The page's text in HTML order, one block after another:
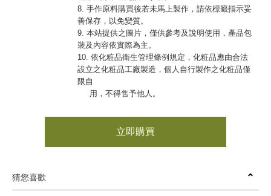
8. 手作原料購買後若未馬上製作，請依標籤指示妥
善保存，以免變質。
9. 本站提供之圖片，僅供參考及說明使用，產品包
裝及內容依實際為主。
10. 依化粧品衛生管理條例規定，化粧品應由合法
設立之化粧品工廠製造，個人自行製作之化粧品僅
限自
用，不得售予他人。
立即購買
猜您喜歡